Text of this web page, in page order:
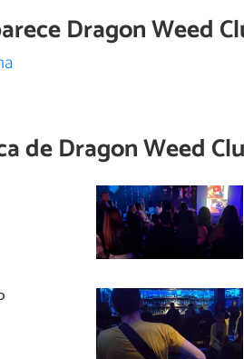
Dragon Weed
deDragon Weed